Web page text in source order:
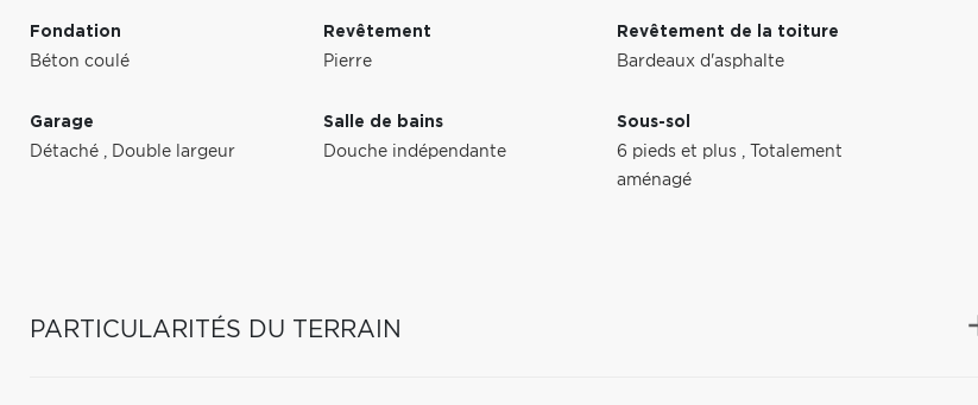
Fondation
Béton coulé
Revêtement
Pierre
Revêtement de la toiture
Bardeaux d'asphalte
Garage
Détaché , Double largeur
Salle de bains
Douche indépendante
Sous-sol
6 pieds et plus ,
Totalement
aménagé
PARTICULARITÉS DU TERRAIN